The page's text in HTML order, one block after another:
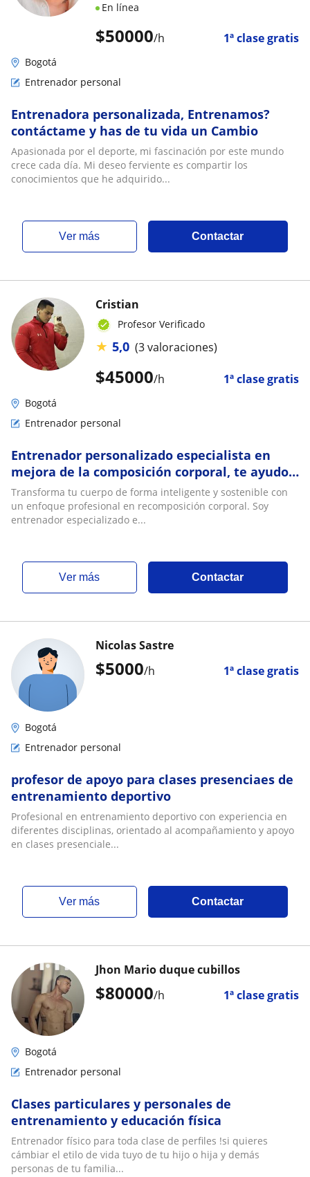
$50000/h 1ª clase gratis
En línea
Bogotá
Entrenador personal
Entrenadora personalizada, Entrenamos?
contáctame y has de tu vida un Cambio
Apasionada por el deporte, mi fascinación por este mundo
crece cada día. Mi deseo ferviente es compartir los
conocimientos que he adquirido...
ver más Contactar
$45000/h 1ª clase gratis
Cristian
Profesor Verificado
★ 5,0 (3 valoraciones)
Bogotá
Entrenador personal
Entrenador personalizado especialista en
mejora de la composición corporal, te ayudo
a mejorar tu masa muscular y a disminuir tus
porcentajes de grasa 🫵
Transforma tu cuerpo de forma inteligente y sostenible con
un enfoque profesional en recomposición corporal. Soy
entrenador especializado e...
ver más Contactar
$5000/h 1ª clase gratis
Nicolas Sastre
Bogotá
Entrenador personal
profesor de apoyo para clases presenciaes de
entrenamiento deportivo
Profesional en entrenamiento deportivo con experiencia en
diferentes disciplinas, orientado al acompañamiento y apoyo
en clases presenciale...
ver más Contactar
$80000/h 1ª clase gratis
Jhon Mario duque cubillos
Bogotá
Entrenador personal
Clases particulares y personales de
entrenamiento y educación física
Entrenador físico para toda clase de perfiles !si quieres
cámbiar el etilo de vida tuyo de tu hijo o hija y demás
personas de tu familia...